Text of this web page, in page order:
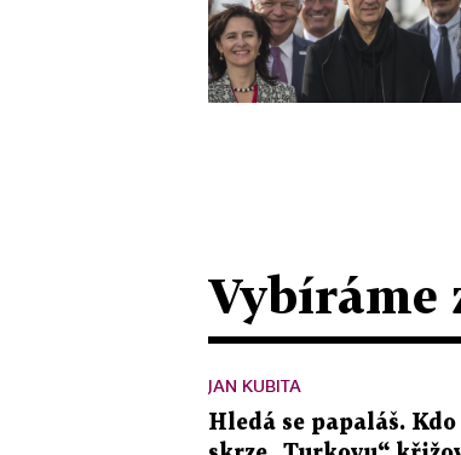
Vybíráme
JAN KUBITA
Hledá se papaláš.